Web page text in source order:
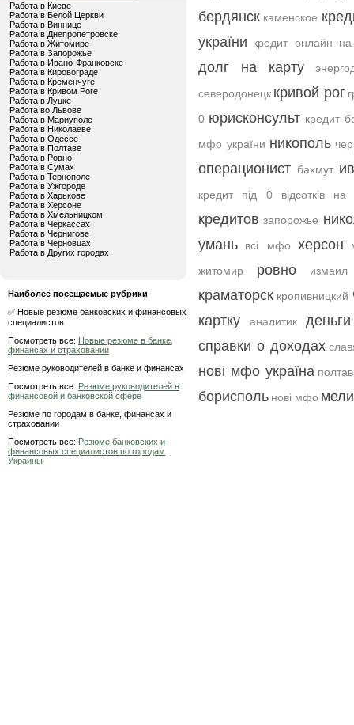
Работа в Киеве
Работа в Белой Церкви
Работа в Виннице
Работа в Днепропетровске
Работа в Житомире
Работа в Запорожье
Работа в Ивано-Франковске
Работа в Кировограде
Работа в Кременчуге
Работа в Кривом Роге
Работа в Луцке
Работа во Львове
Работа в Мариуполе
Работа в Николаеве
Работа в Одессе
Работа в Полтаве
Работа в Ровно
Работа в Сумах
Работа в Тернополе
Работа в Ужгороде
Работа в Харькове
Работа в Херсоне
Работа в Хмельницком
Работа в Черкассах
Работа в Чернигове
Работа в Черновцах
Работа в Других городах
Наиболее посещаемые рубрики
✅ Новые резюме банковских и финансовых
специалистов
Посмотреть все: Новые резюме в банке,
финансах и страховании
Резюме руководителей в банке и финансах
Посмотреть все: Резюме руководителей в
финансовой и банковской сфере
Резюме по городам в банке, финансах и
страховании
Посмотреть все: Резюме банковских и
финансовых специалистов по городам
Украины
бердянск каменское
україни кредит онлайн
долг на карту
северодонецк кривой рог
0 юрисконсульт кредит
мфо україни никополь
операционист бахмут
кредит під 0 відсотків на
кредитов запорожье
умань
всі мфо херсон
житомир
ровно измаил
краматорск кропивницкий
картку
аналитик
справки о доходах
нові мфо україна
борисполь нові мфо